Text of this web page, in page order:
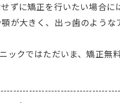
ずに矯正を行いたい場合
が大きく、出っ歯のような
ックではただいま、矯正無